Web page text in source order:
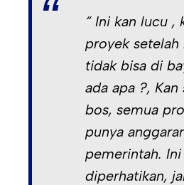
“ Ini kan lucu ,
proyek setelah
tidak bisa di
ada apa ?, Kan
bos, semua
punya
pemerintah.
diperhatikan,